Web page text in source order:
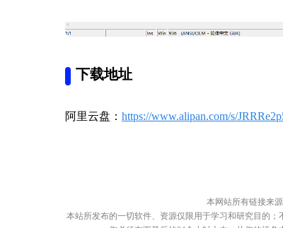
下载地址
阿里云盘： https://www.alipan.com/s/
本网站所有链接来
本站所发布的一切软件、资源仅限用于学习和研究目的